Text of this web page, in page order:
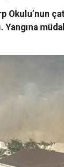
Okulu’nun
Yangına